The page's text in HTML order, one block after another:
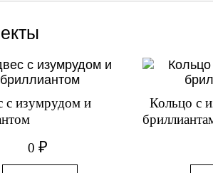
с изумрудом и
0₽
Кольцо с